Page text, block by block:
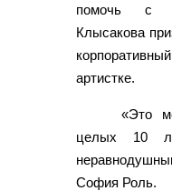
помочь с
Клысакова
артистке.
«Это
целых 10
София Роль.